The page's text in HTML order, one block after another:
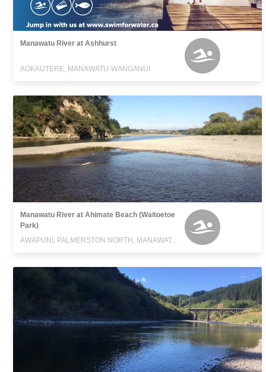
Manawatu River at Ashhurst
AOKAUTERE, MANAWATU-WANGANUI
Manawatu River at Ahimate Beach (Waitoetoe
Park)